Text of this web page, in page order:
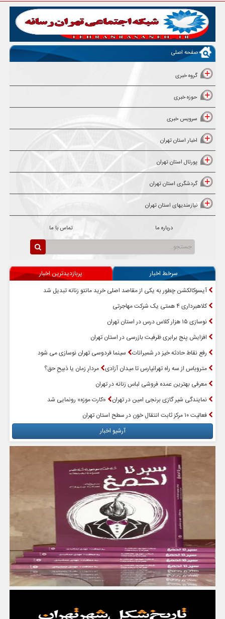
صفحه اصلی
گروه خبری
حوزه خبری
سرویس خبری
اخبار استان تهران
پورتال استان تهران
گردشگری استان تهران
نیازمندیهای استان تهران
درباره ما تماس با ما
سرخط اخبار
پربازدیدترین اخبار
آیسوکالکشن چطور به یکی از مقاصد اصلی خرید مانتو زنانه تبدیل شد
کلاهبرداری ۴ همتی یک شرکت مهاجرتی
نوسازی ۱۵ هزار کلاس درس در استان تهران
افزایش پنج برابری ظرفیت بازرسی در استان تهران
رفع نقاط حادثه خیز در شمیرانات
سینما فردوسی تهران نوسازی می شود
متروباس از سه راه تهرانپارس تا میدان آزادی مردارِ زمان یا ذبیحِ حق؟
معرفی بهترین عمده فروشی لباس زنانه در تهران
نمایندگی شیر گازی برنجی امین در تهران
«کارت موزه» رونمایی شد
فعالیت ۱۰ مرکز ثابت انتقال خون در سطح استان تهران
آرشیو اخبار